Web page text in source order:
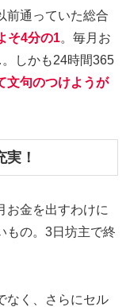
前通っていた総合
そ4分の1。毎月お
しかも24時間365
文句のつけようが
！
お金を出すわけに
もの。3日坊主で終
なく、さらにセル